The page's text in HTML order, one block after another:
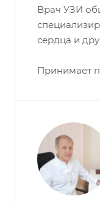
Врач УЗИ
сердца и
Принимает